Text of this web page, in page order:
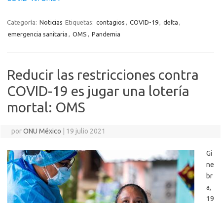
Categoría: Noticias Etiquetas: contagios , COVID-19, delta ,
emergencia sanitaria , OMS , Pandemia
Reducir las restricciones contra
COVID-19 es jugar una lotería
mortal: OMS
porONU México 19 julio 2021
Gi
ne
br
a,
19